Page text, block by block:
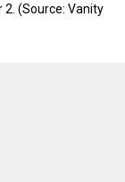
2. (Source: Vanity